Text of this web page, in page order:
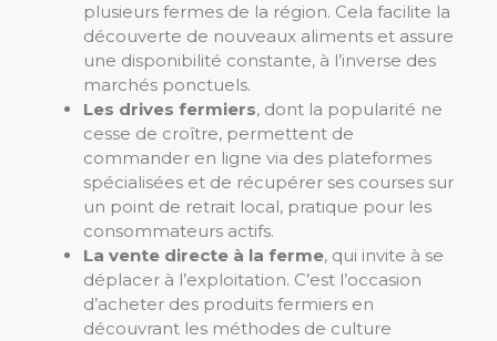
plusieurs fermes de la région. Cela facilite la
découverte de nouveaux aliments et assure
une disponibilité constante, à l’inverse des
marchés ponctuels.
Les drives fermiers, dont la popularité ne
cesse de croître, permettent de
commander en ligne via des plateformes
spécialisées et de récupérer ses courses sur
un point de retrait local, pratique pour les
consommateurs actifs.
La vente directe à la ferme, qui invite à se
déplacer à l’exploitation. C’est l’occasion
d’acheter des produits fermiers en
découvrant les méthodes de culture